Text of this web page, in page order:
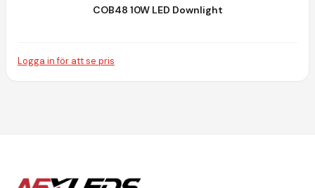
COB48 10W LED Downlight
Logga in för att se pris